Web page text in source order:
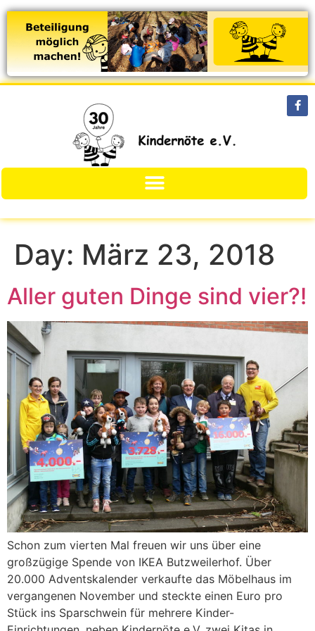
Day: März 23, 2018
Aller guten Dinge sind vier?!
Schon zum vierten Mal freuen wir uns über eine
großzügige Spende von IKEA Butzweilerhof. Über
20.000 Adventskalender verkaufte das Möbelhaus im
vergangenen November und steckte einen Euro pro
Stück ins Sparschwein für mehrere Kinder-